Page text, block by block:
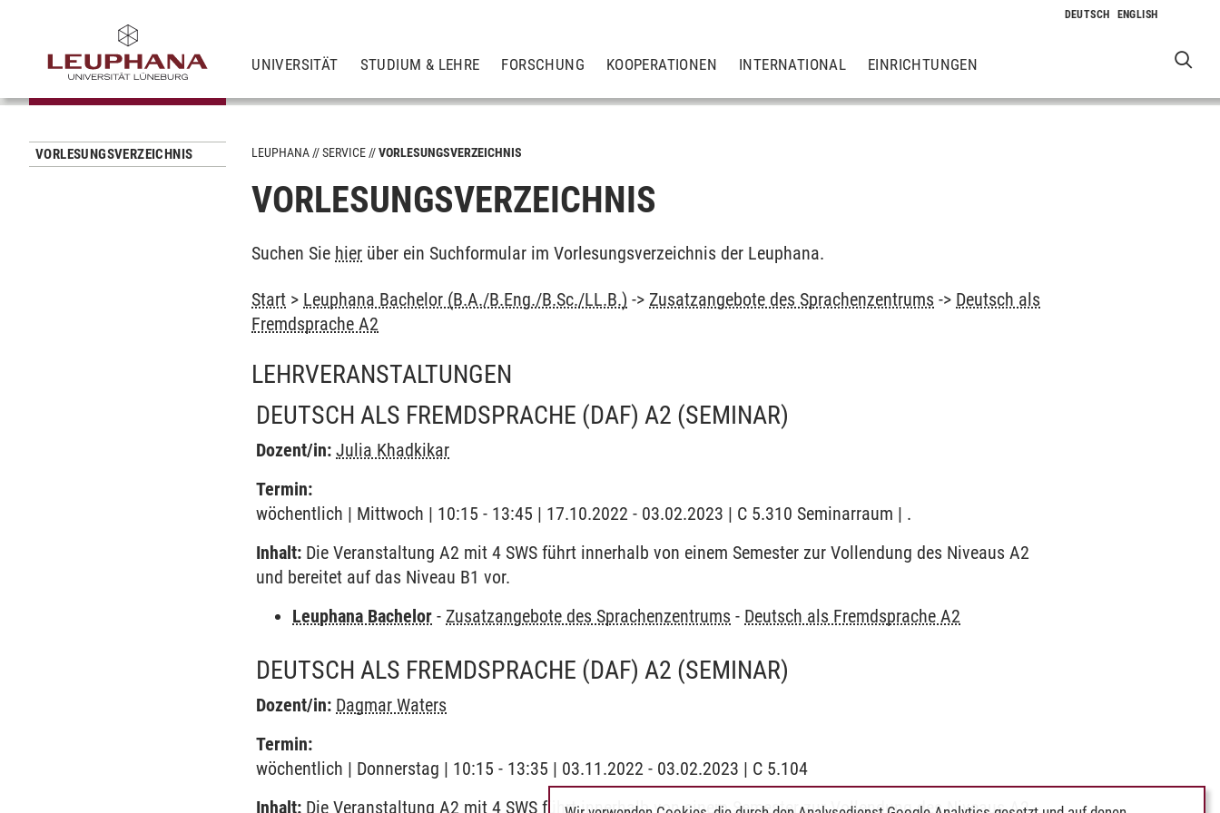
UNIVERSITÄT STUDIUM & LEHRE FORSCHUNG KOOPERATIONEN INTERNATIONAL EINRICHTUNGEN
VORLESUNGSVERZEICHNIS LEUPHANA SERVICE VORLESUNGSVERZEICHNIS
VORLESUNGSVERZEICHNIS
Suchen Sie hier über ein Suchformular im Vorlesungsverzeichnis der Leuphana.
Start > Leuphana Bachelor (B.A./B.Eng./B.Sc./LL.B.) -> Zusatzangebote des Sprachenzentrums -> Deutsch als
Fremdsprache A2
LEHRVERANSTALTUNGEN
DEUTSCH ALS FREMDSPRACHE (DAF) A2 (SEMINAR)
Dozent/in: Julia Khadkikar
Termin:
wöchentlich | Mittwoch | 10:15 - 13:45 | 17.10.2022 - 03.02.2023 | C 5.310 Seminarraum | .
Inhalt: Die Veranstaltung A2 mit 4 SWS führt innerhalb von einem Semester zur Vollendung des Niveaus A2
und bereitet auf das Niveau B1 vor.
Leuphana Bachelor - Zusatzangebote des Sprachenzentrums - Deutsch als Fremdsprache A2
DEUTSCH ALS FREMDSPRACHE (DAF) A2 (SEMINAR)
Dozent/in: Dagmar Waters
Termin:
wöchentlich | Donnerstag | 10:15 - 13:35 | 03.11.2022 - 03.02.2023 | C 5.104
Inhalt: Die Veranstaltung A2 mit 4 SWS führt innerhalb von einem Semester zur Vollendung des Niveaus A2